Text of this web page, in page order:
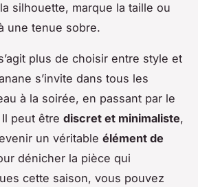
silhouette, marque la taille ou
une tenue sobre.
plus de choisir entre style et
s’invite dans tous les
à la soirée, en passant par le
peut être discret et minimaliste,
un véritable élément de
dénicher la pièce qui
cette saison, vous pouvez